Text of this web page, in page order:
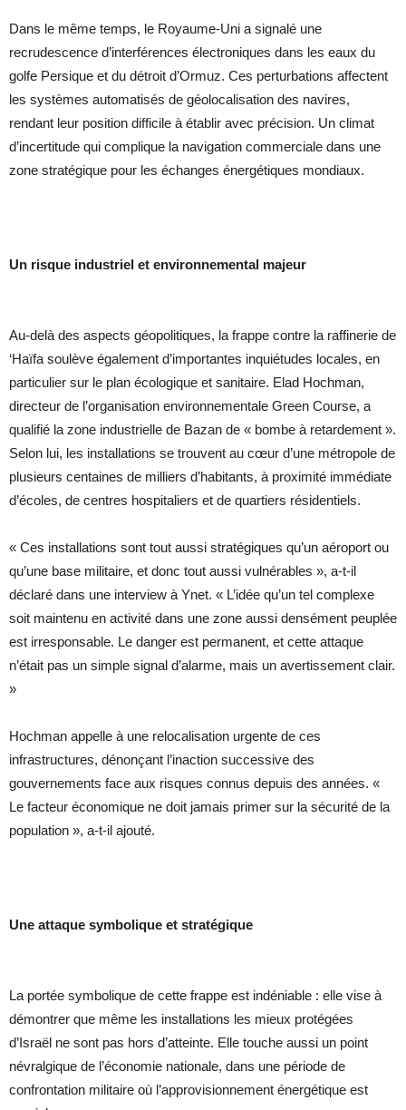
Dans le même temps, le Royaume-Uni a signalé une
recrudescence d’interférences électroniques dans les eaux du
golfe Persique et du détroit d’Ormuz. Ces perturbations affectent
les systèmes automatisés de géolocalisation des navires,
rendant leur position difficile à établir avec précision. Un climat
d’incertitude qui complique la navigation commerciale dans une
zone stratégique pour les échanges énergétiques mondiaux.
Un risque industriel et environnemental majeur
Au-delà des aspects géopolitiques, la frappe contre la raffinerie de
‘Haïfa soulève également d’importantes inquiétudes locales, en
particulier sur le plan écologique et sanitaire. Elad Hochman,
directeur de l’organisation environnementale Green Course, a
qualifié la zone industrielle de Bazan de « bombe à retardement ».
Selon lui, les installations se trouvent au cœur d’une métropole de
plusieurs centaines de milliers d’habitants, à proximité immédiate
d’écoles, de centres hospitaliers et de quartiers résidentiels.
« Ces installations sont tout aussi stratégiques qu’un aéroport ou
qu’une base militaire, et donc tout aussi vulnérables », a-t-il
déclaré dans une interview à Ynet. « L’idée qu’un tel complexe
soit maintenu en activité dans une zone aussi densément peuplée
est irresponsable. Le danger est permanent, et cette attaque
n’était pas un simple signal d’alarme, mais un avertissement clair.
»
Hochman appelle à une relocalisation urgente de ces
infrastructures, dénonçant l’inaction successive des
gouvernements face aux risques connus depuis des années. «
Le facteur économique ne doit jamais primer sur la sécurité de la
population », a-t-il ajouté.
Une attaque symbolique et stratégique
La portée symbolique de cette frappe est indéniable : elle vise à
démontrer que même les installations les mieux protégées
d’Israël ne sont pas hors d’atteinte. Elle touche aussi un point
névralgique de l’économie nationale, dans une période de
confrontation militaire où l’approvisionnement énergétique est